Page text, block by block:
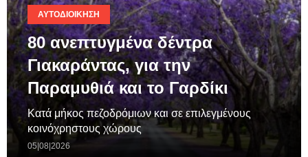
ΑΥΤΟΔΙΟΊΚΗΣΗ
80 ανεπτυγμένα δέντρα
Γιακαράντας, για την
Παραμυθιά και το Γαρδίκι
Κατά μήκος πεζοδρόμιων και σε επιλεγμένους
κοινόχρηστους χώρους
05|08|2026